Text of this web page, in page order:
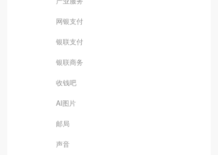
网银支付
银联支付
银联商务
收钱吧
AI图片
邮局
声音